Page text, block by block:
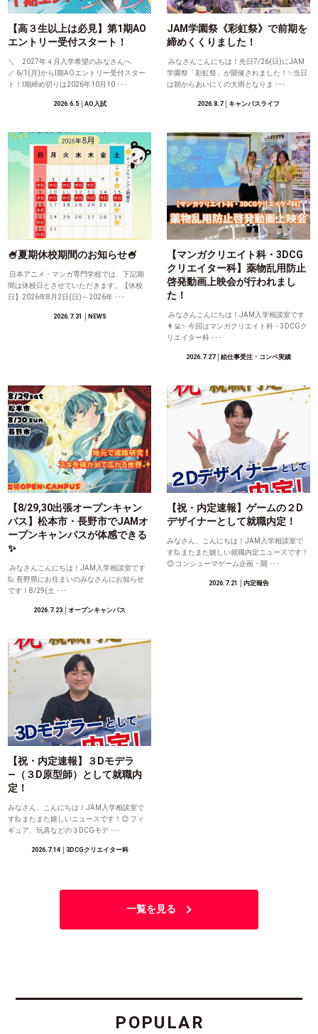
【高３生以上は必見】第1期AO
エントリー受付スタート！
＼ 2027年４月入学希望のみなさんへ
／ 6/1(月)からⅠ期AOエントリー受付スター
ト！Ⅰ期締め切りは2026年10月10 ･･･
2026.6.5│AO入試
JAM学園祭《彩虹祭》で前期を
締めくくりました！
みなさんこんにちは！先日7/26(日)にJAM
学園祭「彩虹祭」が開催されました！✨当日
は朝からあいにくの大雨となりま ･･･
2026.8.7│キャンパスライフ
🍧夏期休校期間のお知らせ🍧
日本アニメ・マンガ専門学校では、下記期
間は休校日とさせていただきます。【休校
日】2026年8月2日(日)～2026年 ･･･
2026.7.31 │NEWS
【マンガクリエイト科・3DCG
クリエイター科】薬物乱用防止
啓発動画上映会が行われまし
た！
みなさんこんにちは！JAM入学相談室です
👩‍💻✨ 今回はマンガクリエイト科・3DCGク
リエイター科 ･･･
2026.7.27│絵仕事受注・コンペ実績
【8/29,30出張オープンキャン
パス】松本市・長野市でJAMオ
ープンキャンパスが体感できる
✨
みなさんこんにちは！JAM入学相談室です
🙋 長野県にお住まいのみなさんにお知らせ
です！8/29(土 ･･･
2026.7.23 │オープンキャンパス
【祝・内定速報】ゲームの２D
デザイナーとして就職内定！
みなさん、こんにちは！JAM入学相談室で
す🙋またまた嬉しい就職内定ニュースです！
😊 コンシューマゲーム企画・開 ･･･
2026.7.21 │内定報告
【祝・内定速報】３Dモデラ
―（３D原型師）として就職内
定！
みなさん、こんにちは！JAM入学相談室で
す🙋またまた嬉しいニュースです！😊 フィ
ギュア、玩具などの３DCGモデ ･･･
2026.7.14│3DCGクリエイター科
一覧を見る
POPULAR